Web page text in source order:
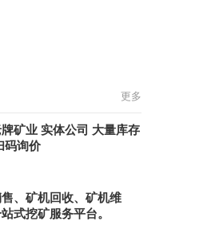
更多
矿业 实体公司 大量库存
码询价
、矿机回收、矿机维
式挖矿服务平台。